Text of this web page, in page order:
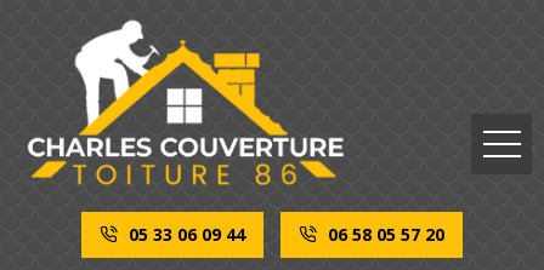
05 33 06 09 44 06 58 05 57 20